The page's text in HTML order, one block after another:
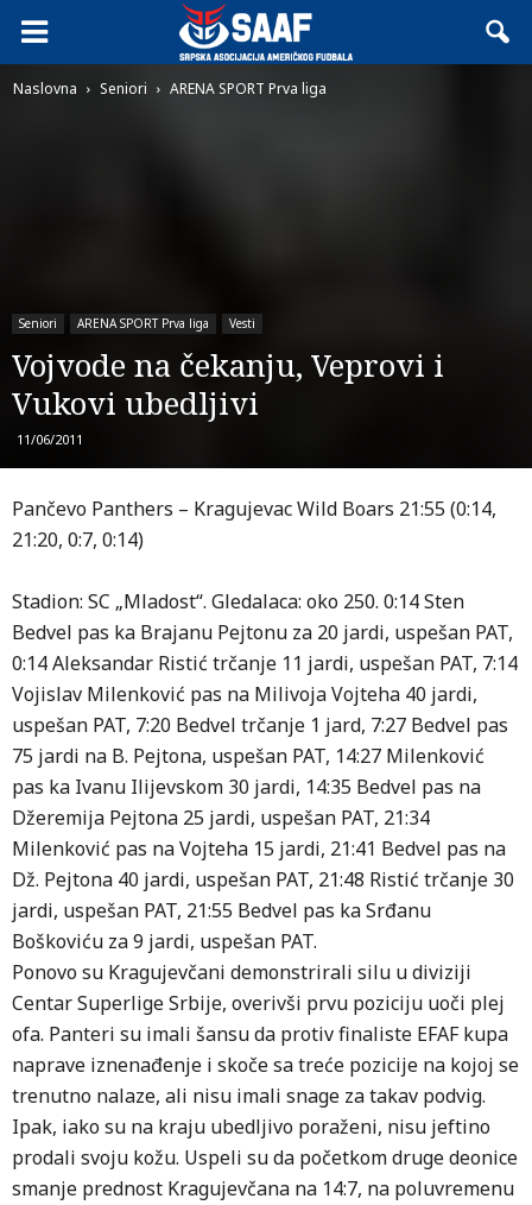
Naslovna Seniori ARENA SPORT Prva liga
Seniori ARENA SPORT Prva liga Vesti
Vojvode na čekanju, Veprovi i
Vukovi ubedljivi
11/06/2011
Pančevo Panthers – Kragujevac Wild Boars 21:55 (0:14,
21:20, 0:7, 0:14)
Stadion: SC „Mladost“. Gledalaca: oko 250. 0:14 Sten
Bedvel pas ka Brajanu Pejtonu za 20 jardi, uspešan PAT,
0:14 Aleksandar Ristić trčanje 11 jardi, uspešan PAT, 7:14
Vojislav Milenković pas na Milivoja Vojteha 40 jardi,
uspešan PAT, 7:20 Bedvel trčanje 1 jard, 7:27 Bedvel pas
75 jardi na B. Pejtona, uspešan PAT, 14:27 Milenković
pas ka Ivanu Ilijevskom 30 jardi, 14:35 Bedvel pas na
Džeremija Pejtona 25 jardi, uspešan PAT, 21:34
Milenković pas na Vojteha 15 jardi, 21:41 Bedvel pas na
Dž. Pejtona 40 jardi, uspešan PAT, 21:48 Ristić trčanje 30
jardi, uspešan PAT, 21:55 Bedvel pas ka Srđanu
Boškoviću za 9 jardi, uspešan PAT.
Ponovo su Kragujevčani demonstrirali silu u diviziji
Centar Superlige Srbije, overivši prvu poziciju uoči plej
ofa. Panteri su imali šansu da protiv finaliste EFAF kupa
naprave iznenađenje i skoče sa treće pozicije na kojoj se
trenutno nalaze, ali nisu imali snage za takav podvig.
Ipak, iako su na kraju ubedljivo poraženi, nisu jeftino
prodali svoju kožu. Uspeli su da početkom druge deonice
smanje prednost Kragujevčana na 14:7, na poluvremenu